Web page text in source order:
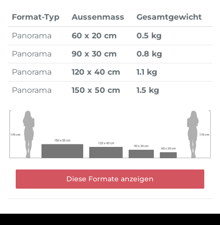
Format-Typ Aussenmass
Gesamtgewicht
Panorama
60 x 20 cm
0.5 kg
Panorama
90 x 30 cm
0.8 kg
Panorama
120 x 40 cm
1.1 kg
Panorama
150 x 50 cm 1.5 kg
Diese Formate anzeigen